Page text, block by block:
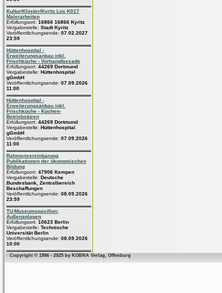
Kultur/Kloster/Kyritz Los K017
Malerarbeiten
Erfüllungsort: 16866 16866 Kyritz
Vergabestelle: Stadt Kyritz
Veröffentlichungsende: 07.02.2027
23:59
Hüttenhospital -
Erweiterungsanbau inkl.
Frischküche - Vorhangfassade
Erfüllungsort: 44269 Dortmund
Vergabestelle: Hüttenhospital
gGmbH
Veröffentlichungsende: 07.09.2026
11:00
Hüttenhospital -
Erweiterungsanbau inkl.
Frischküche - Küchen-
Betriebstüren
Erfüllungsort: 44269 Dortmund
Vergabestelle: Hüttenhospital
gGmbH
Veröffentlichungsende: 07.09.2026
11:00
Rahmenvereinbarung
Publikationen der ökonomischen
Bildung
Erfüllungsort: 47906 Kempen
Vergabestelle: Deutsche
Bundesbank, Zentralbereich
Beschaffungen
Veröffentlichungsende: 08.09.2026
23:59
TU-Museumspavillon:
Außenanlagen
Erfüllungsort: 10623 Berlin
Vergabestelle: Technische
Universität Berlin
Veröffentlichungsende: 08.09.2026
10:00
Copyright © 1986 - 2025 by KOBRA Verlag, Offenburg